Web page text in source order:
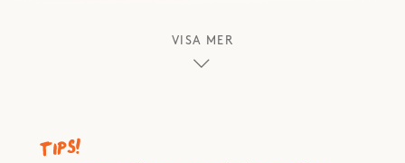
både fysisk och mental aktivering varje dag. Långa
VISA MER